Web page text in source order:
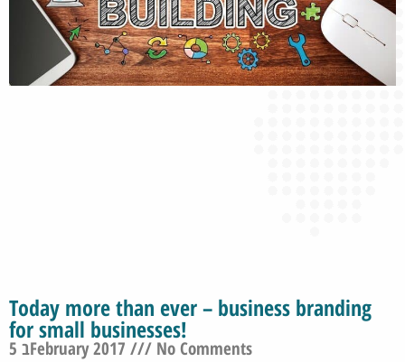
Today more than ever – business branding
for small businesses!
5 בFebruary 2017
No Comments